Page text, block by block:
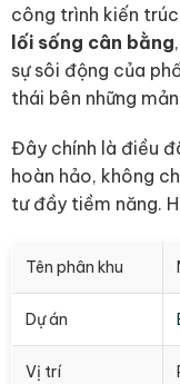
công trình kiến
lối sống cân bằng
sự sôi động của
thái bên những
Đây chính là điều
hoàn hảo, không
tư đầy tiềm năng.
Tên phân khu
Dự án
Vị trí